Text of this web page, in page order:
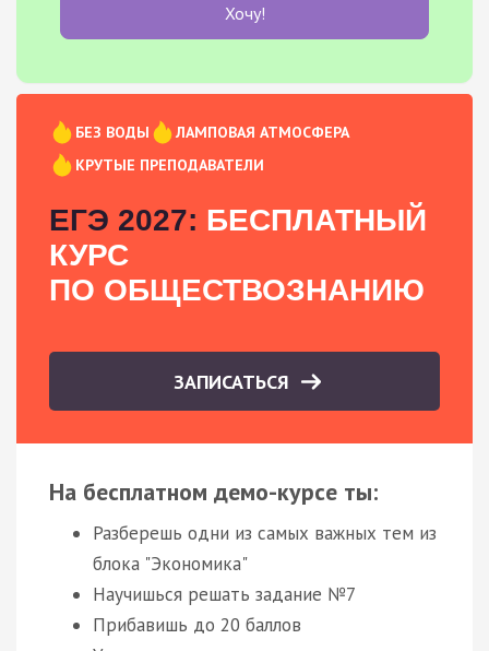
Хочу!
БЕЗ ВОДЫ
ЛАМПОВАЯ АТМОСФЕРА
КРУТЫЕ ПРЕПОДАВАТЕЛИ
ЕГЭ 2027: БЕСПЛАТНЫЙ
КУРС
ПО ОБЩЕСТВОЗНАНИЮ
ЗАПИСАТЬСЯ
На бесплатном демо-курсе ты:
Разберешь одни из самых важных тем из
блока "Экономика"
Научишься решать задание №7
Прибавишь до 20 баллов